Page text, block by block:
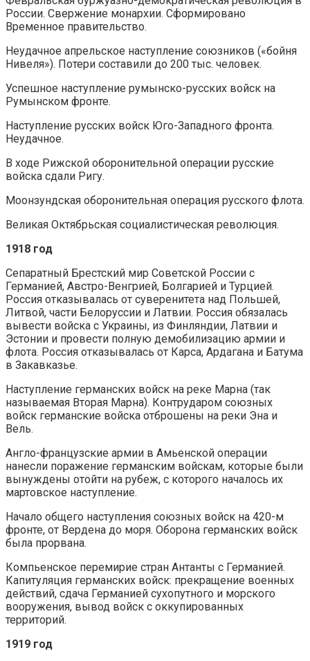
России. Свержение монархии. Сформировано
Временное правительство.
Неудачное апрельское наступление союзников («бойня
Нивеля»). Потери составили до 200 тыс. человек.
Успешное наступление румынско-русских войск на
Румынском фронте.
Наступление русских войск Юго-Западного фронта.
Неудачное.
В ходе Рижской оборонительной операции русские
войска сдали Ригу.
Моонзундская оборонительная операция русского флота.
Великая Октябрьская социалистическая революция.
1918 год
Сепаратный Брестский мир Советской России с
Германией, Австро-Венгрией, Болгарией и Турцией.
Россия отказывалась от суверенитета над Польшей,
Литвой, части Белоруссии и Латвии. Россия обязалась
вывести войска с Украины, из Финляндии, Латвии и
Эстонии и провести полную демобилизацию армии и
флота. Россия отказывалась от Карса, Ардагана и Батума
в Закавказье.
Наступление германских войск на реке Марна (так
называемая Вторая Марна). Контрударом союзных
войск германские войска отброшены на реки Эна и
Вель.
Англо-французские армии в Амьенской операции
нанесли поражение германским войскам, которые были
вынуждены отойти на рубеж, с которого началось их
мартовское наступление.
Начало общего наступления союзных войск на 420-м
фронте, от Вердена до моря. Оборона германских войск
была прорвана.
Компьенское перемирие стран Антанты с Германией.
Капитуляция германских войск: прекращение военных
действий, сдача Германией сухопутного и морского
вооружения, вывод войск с оккупированных
территорий.
1919 год